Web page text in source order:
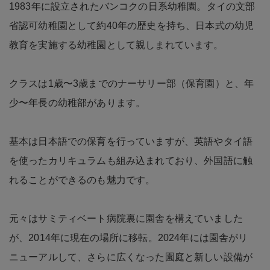
1983年に設立されたバンコクの日系幼稚園。タイの文部
省認可幼稚園として約40年の歴史を持ち、日本式の幼児
教育を実施する幼稚園として親しまれています。
クラスは1歳〜3歳までのナーサリー部（保育園）と、年
少〜年長の幼稚部があります。
基本は日本語での保育を行っていますが、英語やタイ語
を使ったカリキュラムも組み込まれており、外国語に触
れることができるのも魅力です。
元々はサミティベート病院裏に園舎を構えていました
が、2014年に現在の場所に移転。2024年には園舎がリ
ニューアルして、さらに広くなった園庭と新しい設備が